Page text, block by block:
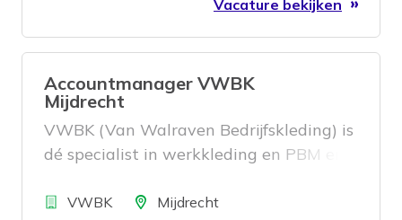
Vacature bekijken
Accountmanager VWBK
Mijdrecht
VWBK (Van Walraven Bedrijfskleding) is
dé specialist in werkkleding en PBM en
Vanuit onze vestiging in Mijdrecht
BedrijfVWBKLocatieMijdrecht